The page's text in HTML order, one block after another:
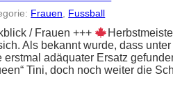
Frauen Fussball
/ Frauen +++
Als bekannt wurde, dass
erstmal adäquater Ersatz
Tini, doch noch weiter die